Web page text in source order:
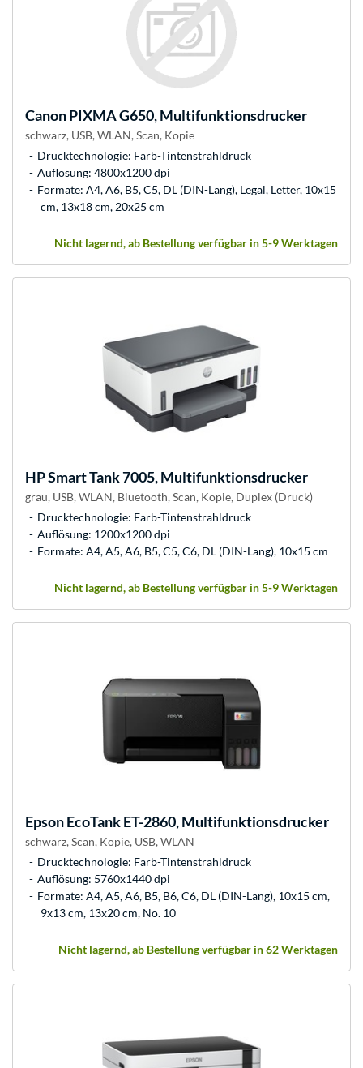
CanonPIXMA G650, Multifunktionsdrucker
schwarz, USB, WLAN, Scan, Kopie
Drucktechnologie: Farb-Tintenstrahldruck
Auflösung: 4800x1200 dpi
Formate: A4, A6, B5, C5, DL (DIN-Lang), Legal, Letter, 10x15
cm, 13x18 cm, 20x25 cm
Nicht lagernd, ab Bestellung verfügbar in 5-9 Werktagen
HPSmart Tank 7005, Multifunktionsdrucker
grau, USB, WLAN, Bluetooth, Scan, Kopie, Duplex (Druck)
Drucktechnologie: Farb-Tintenstrahldruck
Auflösung: 1200x1200 dpi
Formate: A4, A5, A6, B5, C5, C6, DL (DIN-Lang), 10x15 cm
Nicht lagernd, ab Bestellung verfügbar in 5-9 Werktagen
EpsonEcoTank ET-2860, Multifunktionsdrucker
schwarz, Scan, Kopie, USB, WLAN
Drucktechnologie: Farb-Tintenstrahldruck
Auflösung: 5760x1440 dpi
Formate: A4, A5, A6, B5, B6, C6, DL (DIN-Lang), 10x15 cm,
9x13 cm, 13x20 cm, No. 10
Nicht lagernd, ab Bestellung verfügbar in 62 Werktagen